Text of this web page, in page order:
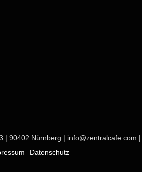
| 90402 Nürnberg | info@zentralcafe.com |
Datenschutz